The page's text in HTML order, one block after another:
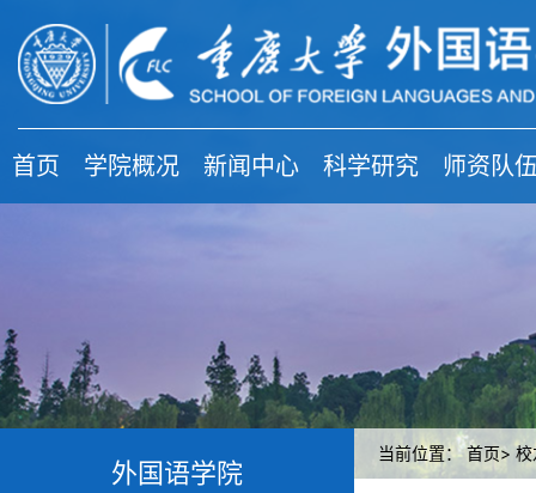
首页 学院概况 新闻中心 科学研究 师资队
外国语学院
当前位置： 首页> 校